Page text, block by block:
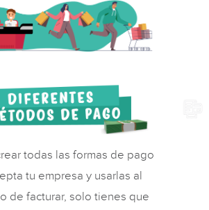
todas las formas de pago
tu empresa y usarlas al
de facturar, solo tienes que